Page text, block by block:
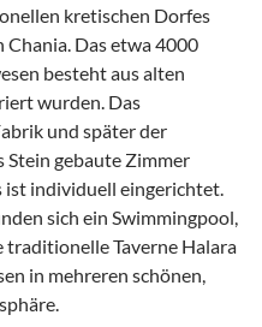
kretischen Dorfes
Chania. Das etwa 4000
besteht aus alten
wurden. Das
und später der
Stein gebaute Zimmer
ist individuell eingerichtet.
sich ein Swimmingpool,
traditionelle Taverne Halara
in mehreren schönen,